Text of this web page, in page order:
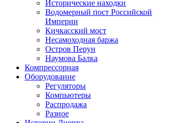
Исторические находки
Водомерный пост Российской
Империи
Кичкасский мост
Несамоходная баржа
Остров Перун
Наумова Балка
Компрессорная
Оборудование
Регуляторы
Компьютеры
Распродажа
Разное